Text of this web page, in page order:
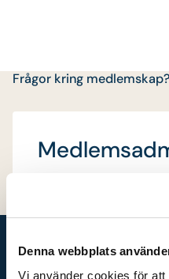
Denna webbplats
Vi använder cookies för
Frågor kring medlemskap?
Bli medlem
Tillsammans gör vi